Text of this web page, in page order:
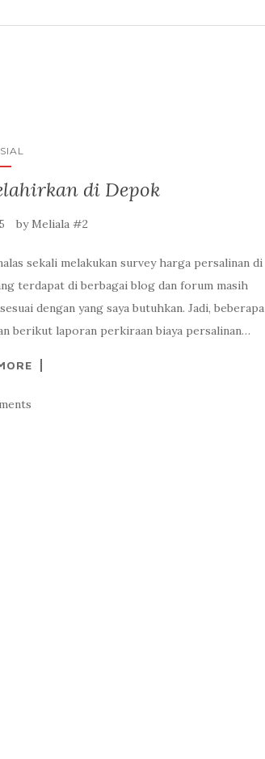
di Depok
byMeliala #2
sekali melakukan survey harga persalinan di
terdapat di berbagai blog dan forum masih
dengan yang saya butuhkan. Jadi, beberapa
berikut laporan perkiraan biaya persalinan…